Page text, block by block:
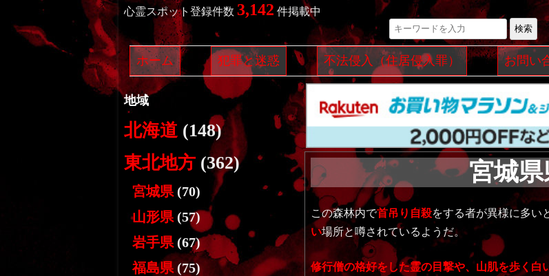
心霊スポット登録件数 3,142 件掲載中
検索
コ
ン
テ
ン
ツ
へ
ス
キ
ッ
プ
ホーム 犯罪と迷惑 不法侵入（住居侵入罪） お問い
宮城
この森林内で首吊り自殺をする者が異様に多い
い場所と噂されているようだ。
修行僧の格好をした霊の目撃や、山肌を歩く白
地域
北海道(148)
東北地方 (362)
宮城県 (70)
山形県 (57)
岩手県 (67)
福島県 (75)